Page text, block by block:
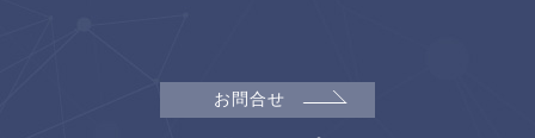
お問合せ